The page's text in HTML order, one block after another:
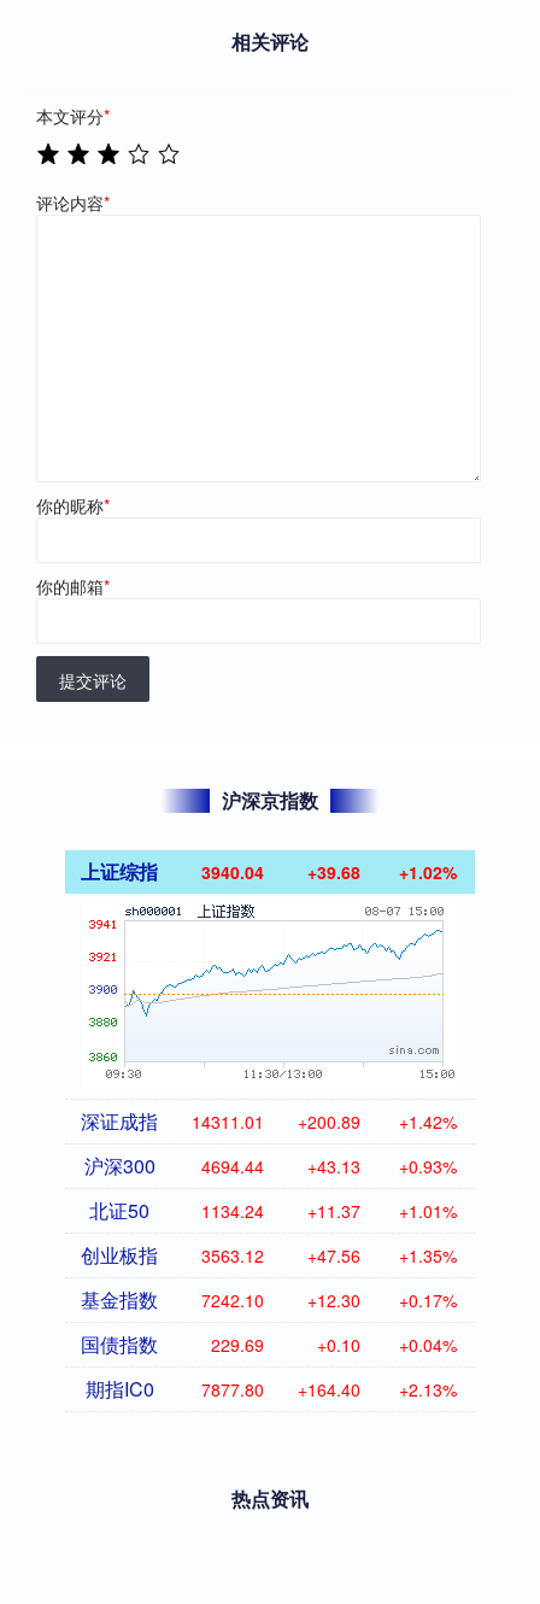
相关评论
本文评分*
评论内容*
你的昵称*
你的邮箱*
提交评论
沪深京指数
上证综指 3940.04 +39.68 +1.02%
深证成指 14311.01 +200.89 +1.42%
沪深300 4694.44 +43.13 +0.93%
北证50 1134.24 +11.37 +1.01%
创业板指 3563.12 +47.56 +1.35%
基金指数 7242.10 +12.30 +0.17%
国债指数 229.69 +0.10 +0.04%
期指IC0 7877.80 +164.40 +2.13%
热点资讯